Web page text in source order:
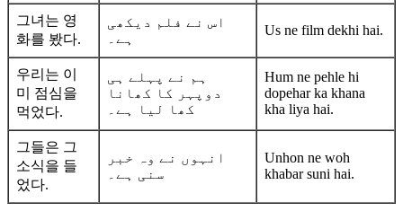
그녀는 영
화를 봤다.
اس نے فلم دیکھی
ہے۔
Us ne film dekhi hai.
우리는 이
미 점심을
먹었다.
ہم نے پہلے ہی
دوپہر کا کھانا
کھا لیا ہے۔
Hum ne pehle hi
dopehar ka khana
kha liya hai.
그들은 그
소식을 들
었다.
انہوں نے وہ خبر
سنی ہے۔
Unhon ne woh
khabar suni hai.